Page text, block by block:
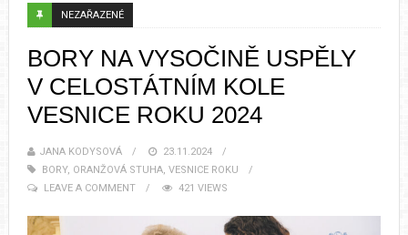
NEZAŘAZENÉ
BORY NA VYSOČINĚ USPĚLY
V CELOSTÁTNÍM KOLE
VESNICE ROKU 2024
JANA KODYSOVÁ
23.11.2024
BORY, ORANŽOVÁ STUHA, VESNICE ROKU
LEAVE A COMMENT
421 VIEWS